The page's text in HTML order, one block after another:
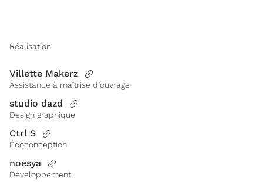
Réalisation
Villette Makerz
Assistance à maîtrise d’ouvrage
studio dazd
Design graphique
Ctrl S
Écoconception
noesya
Développement